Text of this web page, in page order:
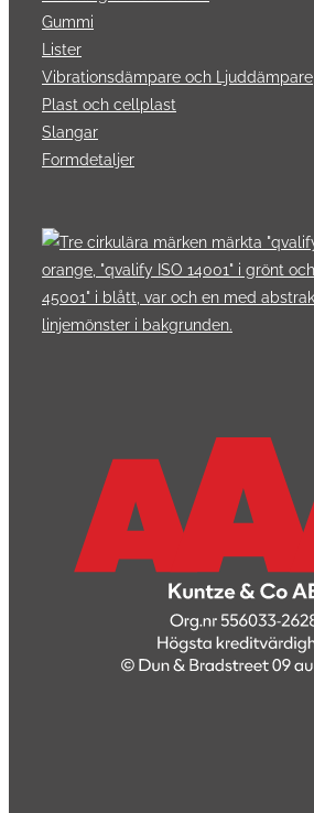
Gummi
Lister
Vibrationsdämpare och Ljuddämpare
Plast och cellplast
Slangar
Formdetaljer